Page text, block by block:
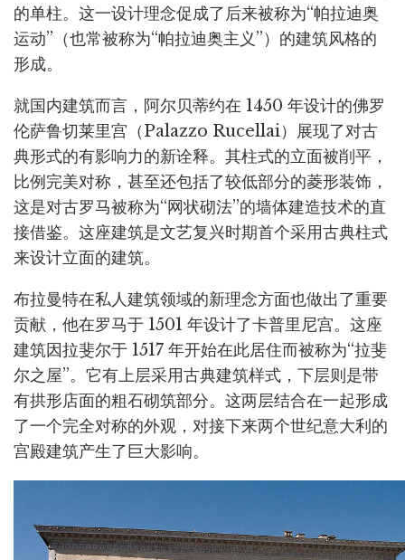
的单柱。这一设计理念促成了后来被称为“帕拉迪奥
运动”（也常被称为“帕拉迪奥主义”）的建筑风格的
形成。
就国内建筑而言，阿尔贝蒂约在 1450 年设计的佛罗
伦萨鲁切莱里宫（Palazzo Rucellai）展现了对古
典形式的有影响力的新诠释。其柱式的立面被削平，
比例完美对称，甚至还包括了较低部分的菱形装饰，
这是对古罗马被称为“网状砌法”的墙体建造技术的直
接借鉴。这座建筑是文艺复兴时期首个采用古典柱式
来设计立面的建筑。
布拉曼特在私人建筑领域的新理念方面也做出了重要
贡献，他在罗马于 1501 年设计了卡普里尼宫。这座
建筑因拉斐尔于 1517 年开始在此居住而被称为“拉斐
尔之屋”。它有上层采用古典建筑样式，下层则是带
有拱形店面的粗石砌筑部分。这两层结合在一起形成
了一个完全对称的外观，对接下来两个世纪意大利的
宫殿建筑产生了巨大影响。